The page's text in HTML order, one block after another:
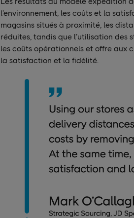
l’environnement, les coûts et la
magasins situés à proximité, les
réduites, tandis que l’utilisation des
les coûts opérationnels et offre aux
la satisfaction et la fidélité.